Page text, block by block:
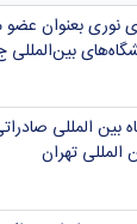
بعنوان عضو
بین المللی
تهران